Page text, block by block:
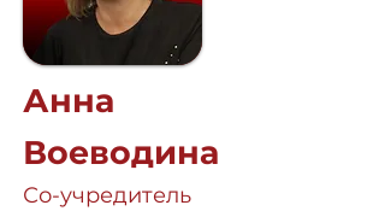
Анна
Воеводина
Со-учредитель